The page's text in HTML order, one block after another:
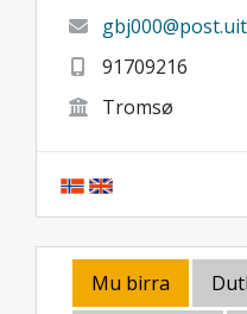
91709216
Tromsø
Mu birra